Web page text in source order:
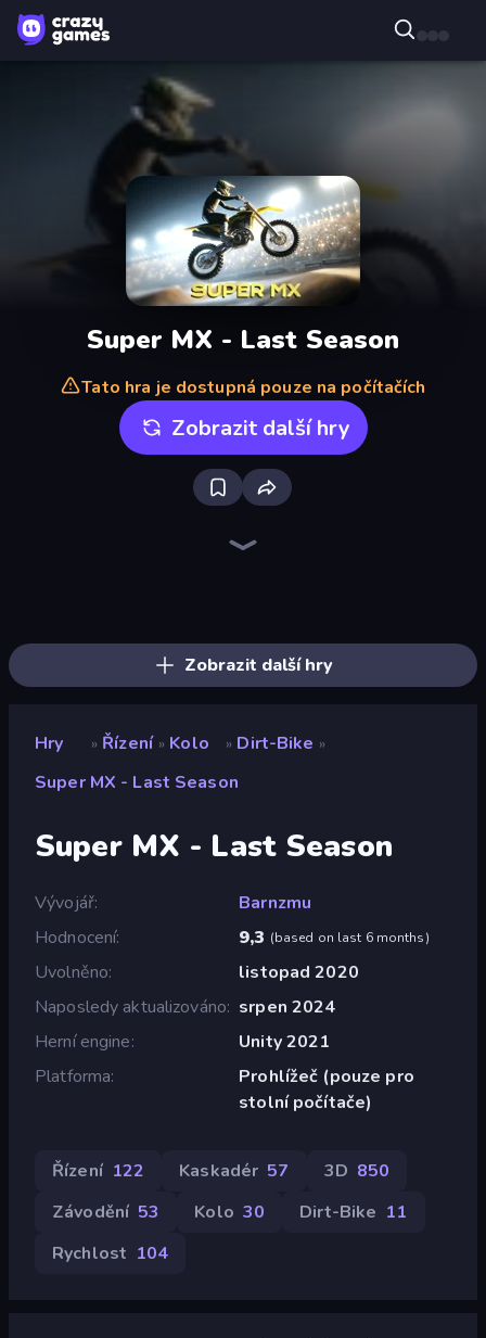
Super MX - Last Season
Tato hra je dostupná pouze na počítačích
Zobrazit další hry
Zobrazit další hry
Hry » Řízení » Kolo » Dirt-Bike »
Super MX - Last Season
Super MX - Last Season
Vývojář
Barnzmu
Hodnocení
9,3 (based on last 6 months)
Uvolněno
listopad 2020
Naposledy aktualizováno srpen 2024
Herní engine
Unity 2021
Platforma
Prohlížeč (pouze pro
stolní počítače)
Řízení 122 Kaskadér 57 3D 850
Závodění 53 Kolo 30 Dirt-Bike 11
Rychlost 104